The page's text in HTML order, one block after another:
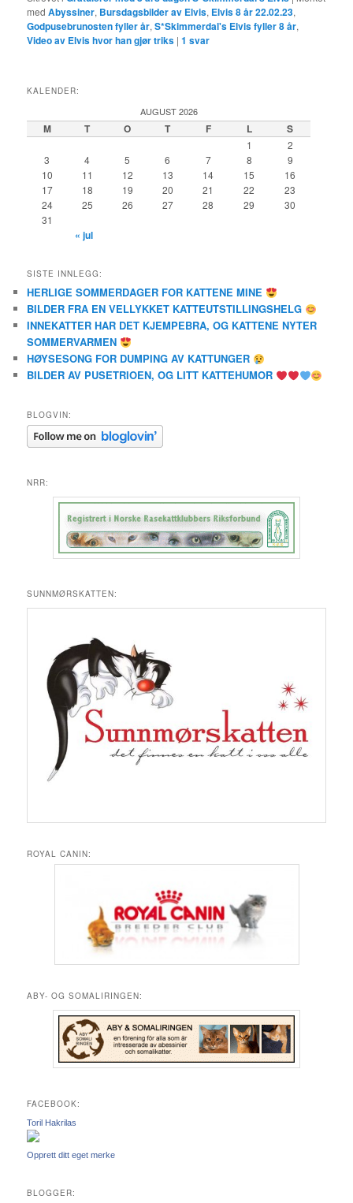
med Abyssiner, Bursdagsbilder av Elvis, Elvis 8 år 22.02.23,
Godpusebrunosten fyller år,S*Skimmerdal's Elvis fyller 8 år,
Video av Elvis hvor han gjør triks |1 svar
KALENDER:
AUGUST 2026
M T O T F L S
1
2
3
4 5 6 7 8
9
10
11 12 13 14 15
16
17
18 19 20 21 22
23
24
25 26 27 28 29
30
31
« jul
SISTE INNLEGG:
HERLIGE SOMMERDAGER FOR KATTENE MINE
BILDER FRA EN VELLYKKET KATTEUTSTILLINGSHELG
INNEKATTER HAR DET KJEMPEBRA, OG KATTENE NYTER
SOMMERVARMEN
HØYSESONG FOR DUMPING AV KATTUNGER
BILDER AV PUSETRIOEN, OG LITT KATTEHUMOR
BLOGVIN:
NRR:
SUNNMØRSKATTEN:
ROYAL CANIN:
ABY- OG SOMALIRINGEN:
FACEBOOK:
Toril Hakrilas
Opprett ditt eget merke
BLOGGER: